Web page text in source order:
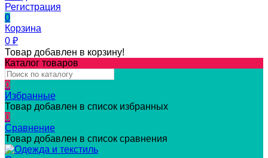
Регистрация
0
Корзина
0 ₽
Товар добавлен в корзину!
Каталог товаров
0
Избранные
Товар добавлен в список избранных
0
Сравнение
Товар добавлен в список сравнения